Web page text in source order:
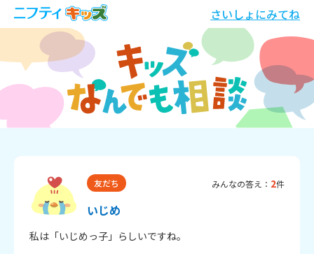
さいしょにみてね
友だち みんなの答え： 2件
いじめ
私は「いじめっ子」らしいですね。